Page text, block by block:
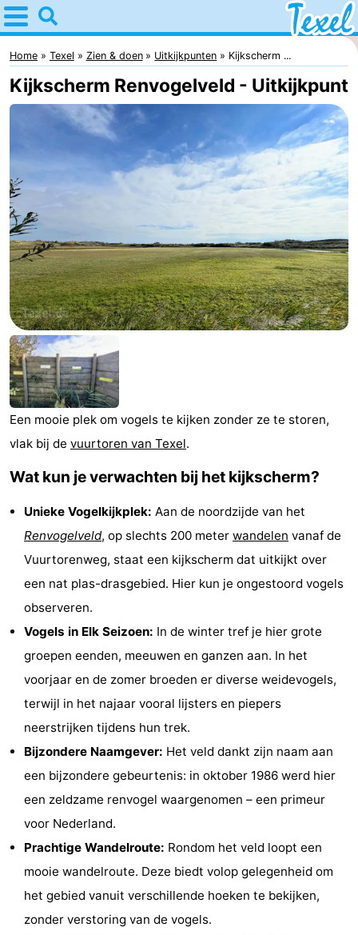
Home
Texel
Tips
kinderen
Dorpen
-
Den
Burg
-
Den
Hoorn
-
De
Cocksdorp
-
De
Koog
-
Oudeschild
-
De
Waal
-
Oosterend
Natuur
Mooiste
uitkijkpunten
Overnachten
Appartementen
Bosch
Zee
-
De
Vlijt
Hoeve
Holland
Land
en
Zeezicht
Strandhuys
Strandplevier
Bed
(&
breakfasts)
Campings
Hotels
Vakantiehuizen
Home Texel Zien & doen Uitkijkpunten Kijkscherm ...
Kijkscherm Renvogelveld - Uitkijkpunt
Een mooie plek om vogels te kijken zonder ze te storen,
vlak bij de vuurtoren van Texel.
Wat kun je verwachten bij het kijkscherm?
Unieke Vogelkijkplek: Aan de noordzijde van het
Renvogelveld, op slechts 200 meter wandelen vanaf de
Vuurtorenweg, staat een kijkscherm dat uitkijkt over
een nat plas-drasgebied. Hier kun je ongestoord vogels
observeren.
Vogels in Elk Seizoen: In de winter tref je hier grote
groepen eenden, meeuwen en ganzen aan. In het
voorjaar en de zomer broeden er diverse weidevogels,
terwijl in het najaar vooral lijsters en piepers
neerstrijken tijdens hun trek.
Bijzondere Naamgever: Het veld dankt zijn naam aan
een bijzondere gebeurtenis: in oktober 1986 werd hier
een zeldzame renvogel waargenomen – een primeur
voor Nederland.
Prachtige Wandelroute: Rondom het veld loopt een
mooie wandelroute. Deze biedt volop gelegenheid om
het gebied vanuit verschillende hoeken te bekijken,
zonder verstoring van de vogels.